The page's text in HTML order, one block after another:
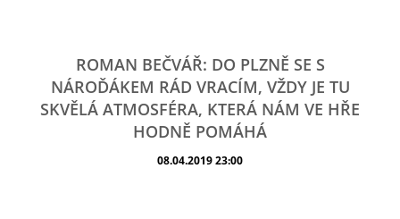
ROMAN BEČVÁŘ: DO PLZNĚ SE S
NÁROĎÁKEM RÁD VRACÍM, VŽDY JE TU
SKVĚLÁ ATMOSFÉRA, KTERÁ NÁM VE HŘE
HODNĚ POMÁHÁ
08.04.2019 23:00